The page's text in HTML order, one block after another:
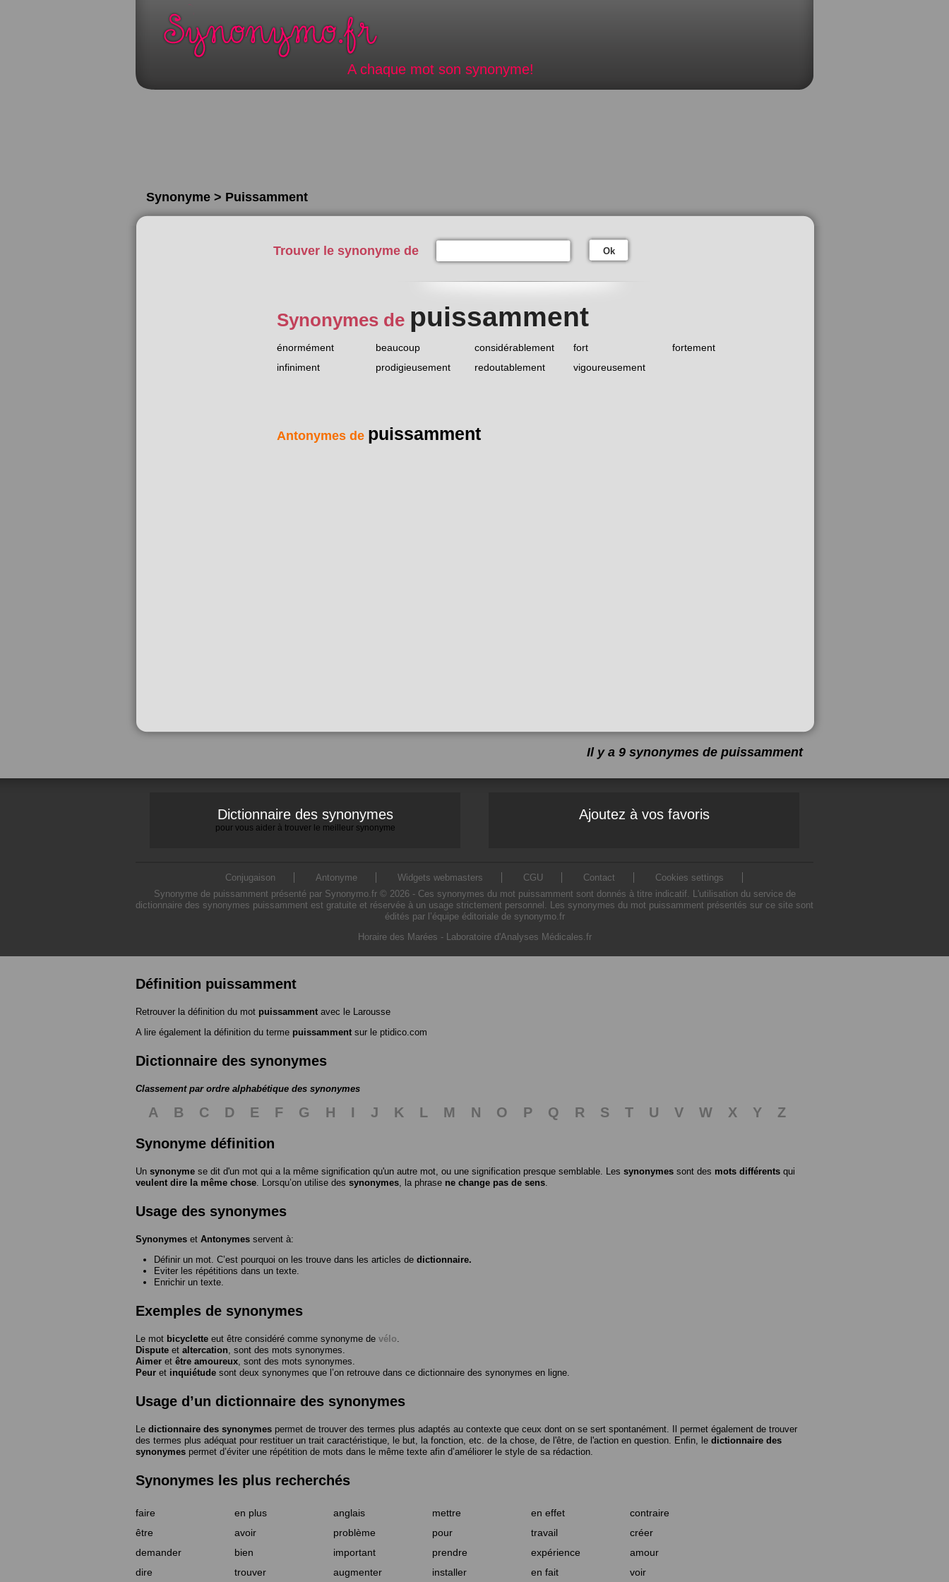
A chaque mot son synonyme!
Synonyme > Puissamment
Trouver le synonyme de Ok
Synonymes de puissamment
énormément beaucoup considérablement fort
fortement
infiniment
prodigieusement redoutablement vigoureusement
Antonymes de puissamment
Il y a 9 synonymes de puissamment
Dictionnaire des synonymes
pour vous aider à trouver le meilleur synonyme
Ajoutez à vos favoris
Conjugaison Antonyme Widgets webmasters CGU Contact
Cookies settings
Synonyme de puissamment présenté par Synonymo.fr © 2026 - Ces synonymes du mot puissamment sont donnés à titre indicatif. L'utilisation du service de
dictionnaire des synonymes puissamment est gratuite et réservée à un usage strictement personnel. Les synonymes du mot puissamment présentés sur ce site sont
édités par l’équipe éditoriale de synonymo.fr
Horaire des Marées - Laboratoire d'Analyses Médicales.fr
Définition puissamment
Retrouver la définition du mot puissamment avec le Larousse
A lire également la définition du terme puissamment sur le ptidico.com
Dictionnaire des synonymes
Classement par ordre alphabétique des synonymes
A B C D E F G H I J K L M N O P Q R S T U V W X Y
Z
Synonyme définition
Un synonyme se dit d'un mot qui a la même signification qu'un autre mot, ou une signification presque semblable. Les synonymes sont des mots différents qui
veulent dire la même chose . Lorsqu’on utilise des synonymes , la phrase ne change pas de sens
Usage des synonymes
Synonymes et Antonymes servent à:
Définir un mot. C’est pourquoi on les trouve dans les articles de dictionnaire.
Eviter les répétitions dans un texte.
Enrichir un texte.
Exemples de synonymes
Le mot bicyclette eut être considéré comme synonyme de vélo
Dispute et altercation , sont des mots synonymes.
Aimer et être amoureux , sont des mots synonymes.
Peur et inquiétude sont deux synonymes que l’on retrouve dans ce dictionnaire des synonymes en ligne.
Usage d’un dictionnaire des synonymes
Le dictionnaire des synonymes permet de trouver des termes plus adaptés au contexte que ceux dont on se sert spontanément. Il permet également de trouver
des termes plus adéquat pour restituer un trait caractéristique, le but, la fonction, etc. de la chose, de l'être, de l'action en question. Enfin, le dictionnaire des
synonymes permet d’éviter une répétition de mots dans le même texte afin d’améliorer le style de sa rédaction.
Synonymes les plus recherchés
faire en plus anglais mettre en effet
contraire
être
avoir problème pour travail
créer
demander
bien important prendre expérience
amour
dire
trouver augmenter installer en fait voir